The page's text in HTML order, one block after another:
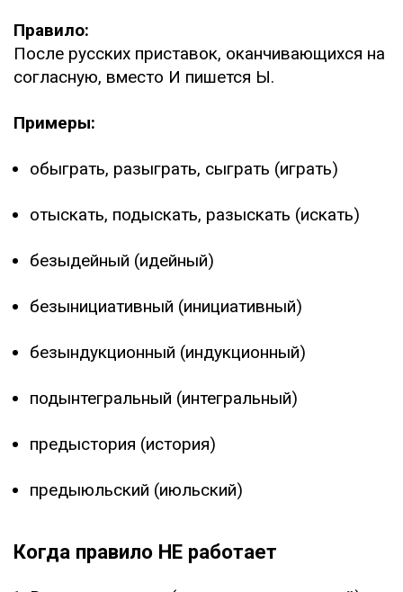
Правило:
После русских приставок, оканчивающихся на
согласную, вместо И пишется Ы.
Примеры:
обыграть, разыграть, сыграть (играть)
отыскать, подыскать, разыскать (искать)
безыдейный (идейный)
безынициативный (инициативный)
безындукционный (индукционный)
подынтегральный (интегральный)
предыстория (история)
предыюльский (июльский)
Когда правило НЕ работает